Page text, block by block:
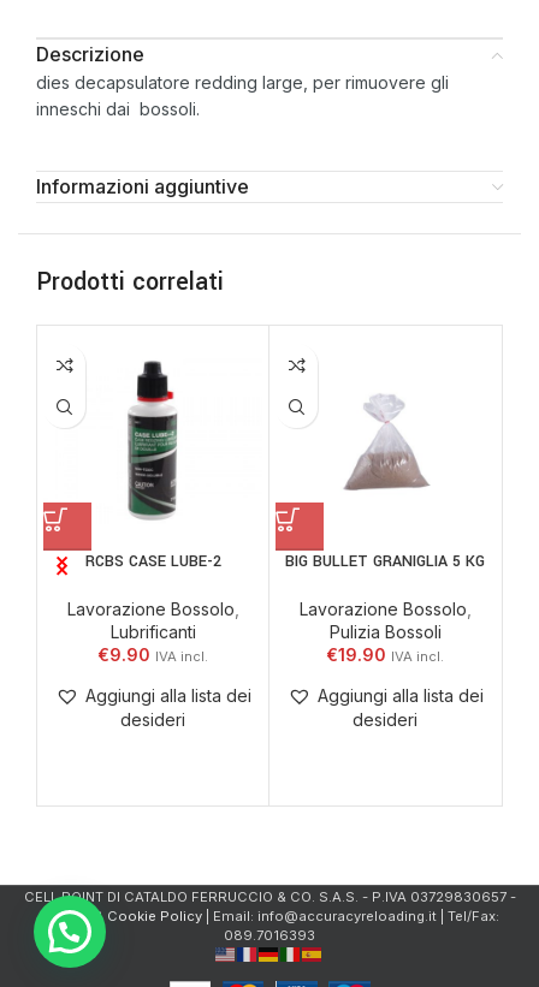
Descrizione
dies decapsulatore redding large, per rimuovere gli
inneschi dai bossoli.
Informazioni aggiuntive
Prodotti correlati
RCBS CASE LUBE-2
Lavorazione Bossolo
Lubrificanti
€9.90
Aggiungi alla lista dei
desideri
BIG BULLET GRANIGLIA 5 KG
Lavorazione Bossolo
Pulizia Bossoli
€19.90
Aggiungi alla lista dei
desideri
CELL.POINT DI CATALDO FERRUCCIO & CO. S.A.S. - P.IVA 03729830657 -
Privacy & Cookie Policy| Email: info@accuracyreloading.it | Tel/Fax:
089.7016393